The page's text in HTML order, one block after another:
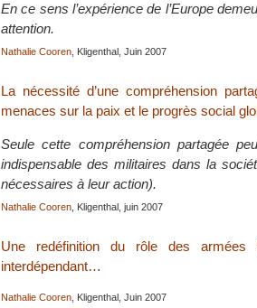
En ce sens l’expérience de l’Europe
attention.
Nathalie Cooren , Kligenthal, Juin 2007
La nécessité d’une compréhension
menaces sur la paix et le progrès social
Seule cette compréhension partagée
indispensable des militaires dans la
nécessaires à leur action).
Nathalie Cooren , Kligenthal, juin 2007
Une redéfinition du rôle des
interdépendant…
Nathalie Cooren , Kligenthal, Juin 2007